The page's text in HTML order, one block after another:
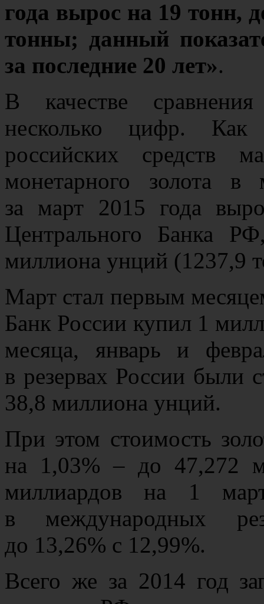
года вырос на 19 тонн,
тонны; данный
за последние 20 лет».
В качестве
несколько цифр.
российских средств
монетарного золота в
за март 2015 года
Центрального Банка
миллиона унций (1237,9
Март стал первым
Банк России купил 1
месяца, январь и
в резервах России были
38,8 миллиона унций.
При этом стоимость
на 1,03% – до 47,272
миллиардов на 1
в международных
до 13,26% с 12,99%.
Всего же за 2014 год